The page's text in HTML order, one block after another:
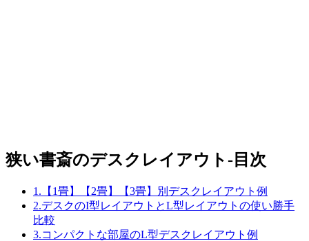
狭い書斎のデスクレイアウト-目次
1.【1畳】【2畳】【3畳】別デスクレイアウト例
2.デスクのI型レイアウトとL型レイアウトの使い勝手
比較
3.コンパクトな部屋のL型デスクレイアウト例